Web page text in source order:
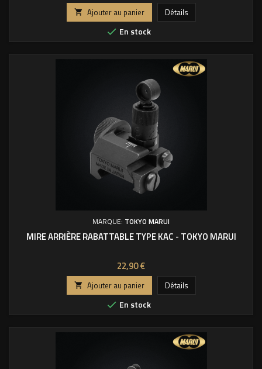
 Ajouter au panier
Détails
 En stock
MARQUE: TOKYO MARUI
MIRE ARRIÈRE RABATTABLE TYPE KAC - TOKYO MARUI
Prix
22,90 €
 Ajouter au panier
Détails
 En stock